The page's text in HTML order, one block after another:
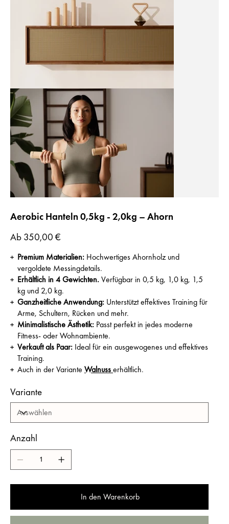
Aerobic Hanteln 0,5kg - 2,0kg – Ahorn
Ab 350,00 €
Premium Materialien: Hochwertiges Ahornholz und
vergoldete Messingdetails.
Erhältlich in 4 Gewichten.Verfügbar in 0,5 kg, 1,0 kg, 1,5
kg und 2,0 kg.
Ganzheitliche Anwendung: Unterstützt effektives Training für
Arme, Schultern, Rücken und mehr.
Minimalistische Ästhetik: Passt perfekt in jedes moderne
Fitness- oder Wohnambiente.
Verkauft als Paar: Ideal für ein ausgewogenes und effektives
Training.
Auch in der Variante Walnusserhältlich.
Variante
Anzahl
In den Warenkorb